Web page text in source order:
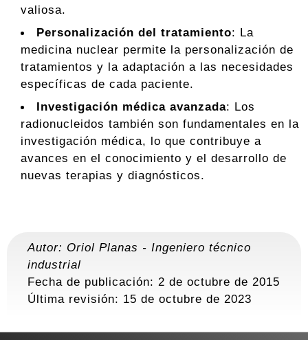
valiosa.
Personalización del tratamiento: La
medicina nuclear permite la personalización de
tratamientos y la adaptación a las necesidades
específicas de cada paciente.
Investigación médica avanzada: Los
radionucleidos también son fundamentales en la
investigación médica, lo que contribuye a
avances en el conocimiento y el desarrollo de
nuevas terapias y diagnósticos.
Autor: Oriol Planas - Ingeniero técnico
industrial
Fecha de publicación: 2 de octubre de 2015
Última revisión: 15 de octubre de 2023